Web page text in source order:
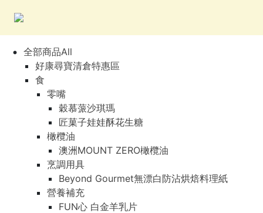
全部商品All
好康尋寶清倉特惠區
食
零嘴
穀慕蒎沙琪瑪
匠菓子娃娃酥花生糖
橄欖油
澳洲MOUNT ZERO橄欖油
烹調用具
Beyond Gourmet無漂白防沾烘焙料理紙
營養補充
FUN心 白金羊乳片